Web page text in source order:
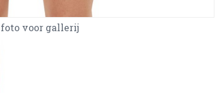
voor gallerij